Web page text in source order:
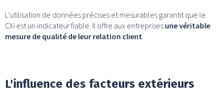
L’utilisation de données précises et mesurables garantit que le
CXi est un indicateur fiable. Il offre aux entreprises une véritable
mesure de qualité de leur relation client.
L'influence des facteurs extérieurs